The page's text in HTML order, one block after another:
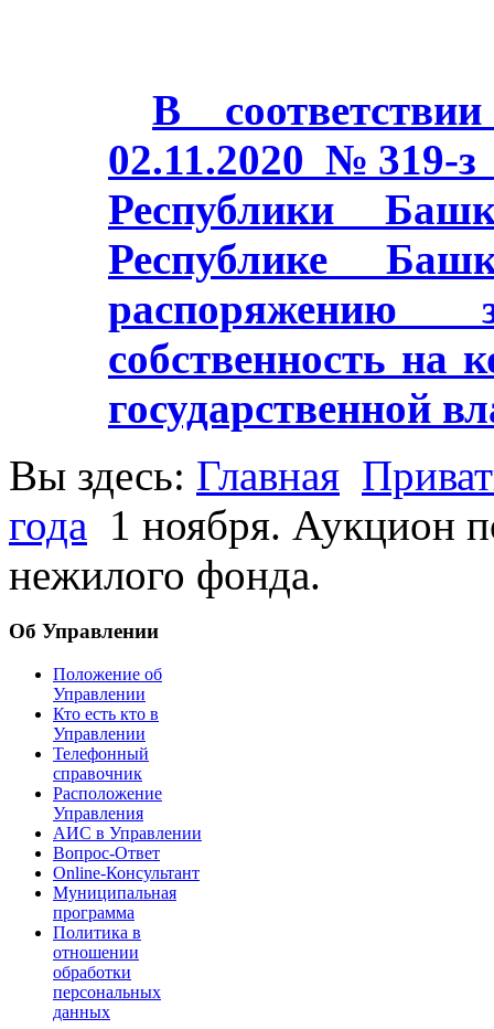
В
02.11.2020 №319-
Республики
Республике
распоряжению
собственность на
государственной
Вы здесь: Главная
года 1 ноября. Аукцион
нежилого фонда.
Об Управлении
Положение об
Управлении
Кто есть кто в
Управлении
Телефонный
справочник
Расположение
Управления
АИС в Управлении
Вопрос-Ответ
Online-Консультант
Муниципальная
программа
Политика в
отношении
обработки
персональных
данных